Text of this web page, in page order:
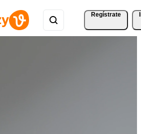
Regístrate